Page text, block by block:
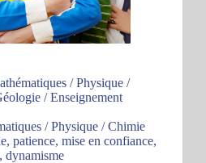
/ Physique /
/ Enseignement
/ Physique / Chimie
patience, mise en confiance,
dynamisme